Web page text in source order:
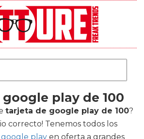
play de 100
tarjeta de google play de 100?
correcto! Tenemos todos los
play en oferta a grandes